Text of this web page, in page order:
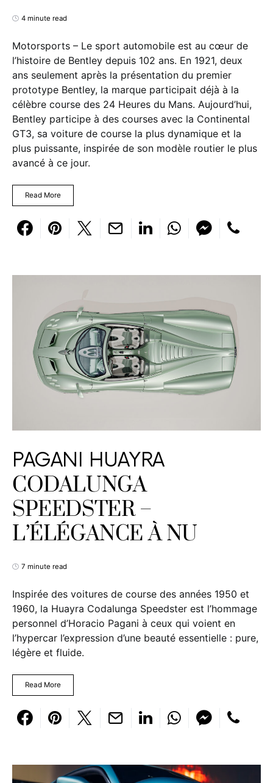
4 minute read
Motorsports – Le sport automobile est au cœur de
l’histoire de Bentley depuis 102 ans. En 1921, deux
ans seulement après la présentation du premier
prototype Bentley, la marque participait déjà à la
célèbre course des 24 Heures du Mans. Aujourd’hui,
Bentley participe à des courses avec la Continental
GT3, sa voiture de course la plus dynamique et la
plus puissante, inspirée de son modèle routier le plus
avancé à ce jour.
Read More
PAGANI HUAYRA
CODALUNGA
SPEEDSTER –
L’ÉLÉGANCE À NU
7 minute read
Inspirée des voitures de course des années 1950 et
1960, la Huayra Codalunga Speedster est l’hommage
personnel d’Horacio Pagani à ceux qui voient en
l’hypercar l’expression d’une beauté essentielle : pure,
légère et fluide.
Read More